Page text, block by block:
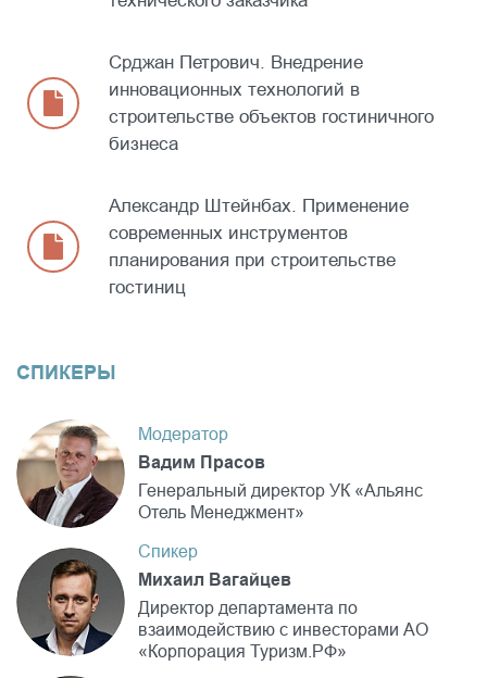
Срджан Петрович. Внедрение
инновационных технологий в
строительстве объектов гостиничного
бизнеса
Александр Штейнбах. Применение
современных инструментов
планирования при строительстве
гостиниц
СПИКЕРЫ
Модератор
Вадим Прасов
Генеральный директор УК «Альянс
Отель Менеджмент»
Спикер
Михаил Вагайцев
Директор департамента по
взаимодействию с инвесторами АО
«Корпорация Туризм.РФ»